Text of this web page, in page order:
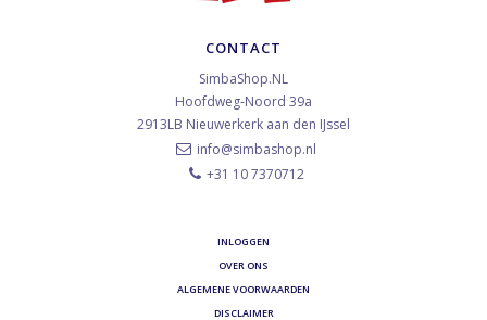
CONTACT
SimbaShop.NL
Hoofdweg-Noord 39a
2913LB Nieuwerkerk aan den IJssel
info@simbashop.nl
+31 10 7370712
INLOGGEN
OVER ONS
ALGEMENE VOORWAARDEN
DISCLAIMER